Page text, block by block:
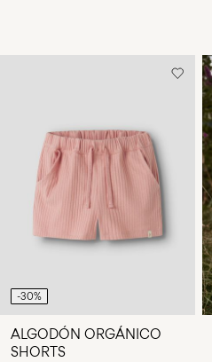
-30%
ALGODÓN ORGÁNICO
SHORTS